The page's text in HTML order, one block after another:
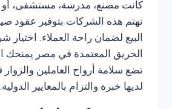
كانت مصنع، مدرسة، مستشفى،
تهتم هذه الشركات بتوفير عقود
البيع لضمان راحة العملاء. اختيار
الحريق المعتمدة في مصر يمنحك
تضع سلامة أرواح العاملين
لديها خبرة والتزام بالمعايير الدولية.